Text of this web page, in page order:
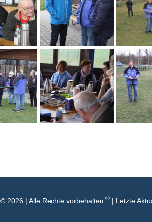
© 2026 | Alle Rechte vorbehalten ®| Letzte